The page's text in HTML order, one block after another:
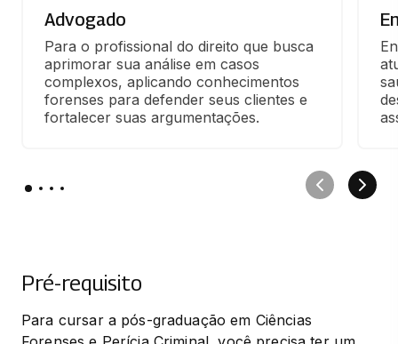
Advogado
Para o profissional do direito que busca
aprimorar sua análise em casos
complexos, aplicando conhecimentos
forenses para defender seus clientes e
fortalecer suas argumentações.
Pré-requisito
Para cursar a pós-graduação em Ciências